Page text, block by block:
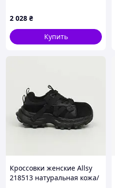
2 028 ₴
Купить
Кроссовки женские Allsy
218513 натуральная кожа/